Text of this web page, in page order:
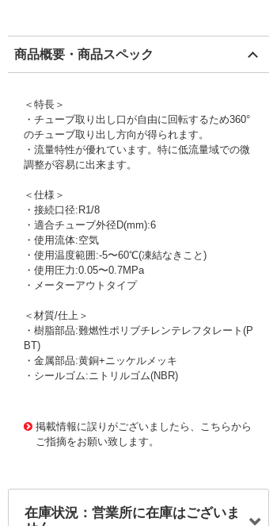
商品概要・商品スペック
＜特長＞
・チューブ取り出し口が自由に回転するため360°
のチューブ取り出し方向が得られます。
・流量特性が優れています。特に低流量域での微
調整が容易に出来ます。
＜仕様＞
・接続口径:R1/8
・適合チューブ外径D(mm):6
・使用流体:空気
・使用温度範囲:-5〜60℃(凍結なきこと)
・使用圧力:0.05〜0.7MPa
・メーターアウトタイプ
＜材質/仕上＞
・樹脂部品:難燃性ポリブチレンテレフタレート(P
BT)
・金属部品:黄銅+ニッケルメッキ
・シールゴム:ニトリルゴム(NBR)
掲載情報に誤りがございましたら、こちらから
ご指摘をお願い致します。
在庫状況：営業所に在庫はございま